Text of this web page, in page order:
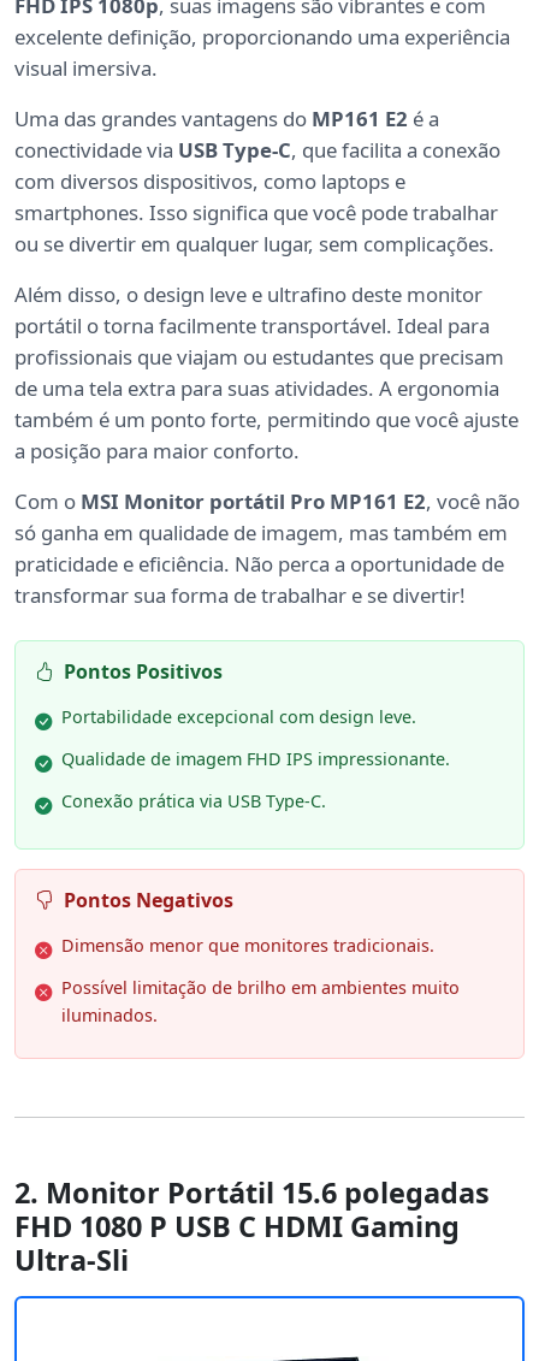
excelente definição, proporcionando uma experiência
visual imersiva.
Uma das grandes vantagens do MP161 E2 é a
conectividade via USB Type-C, que facilita a conexão
com diversos dispositivos, como laptops e
smartphones. Isso significa que você pode trabalhar
ou se divertir em qualquer lugar, sem complicações.
Além disso, o design leve e ultrafino deste monitor
portátil o torna facilmente transportável. Ideal para
profissionais que viajam ou estudantes que precisam
de uma tela extra para suas atividades. A ergonomia
também é um ponto forte, permitindo que você ajuste
a posição para maior conforto.
Com o MSI Monitor portátil Pro MP161 E2, você não
só ganha em qualidade de imagem, mas também em
praticidade e eficiência. Não perca a oportunidade de
transformar sua forma de trabalhar e se divertir!
Pontos Positivos
Portabilidade excepcional com design leve.
Qualidade de imagem FHD IPS impressionante.
Conexão prática via USB Type-C.
Pontos Negativos
Dimensão menor que monitores tradicionais.
Possível limitação de brilho em ambientes muito
iluminados.
2. Monitor Portátil 15.6 polegadas
FHD 1080 P USB C HDMI Gaming
Ultra-Sli